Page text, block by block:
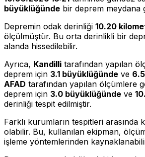
büyüklüğünde bir deprem meydana
Depremin odak derinliği 10.20
ölçülmüştür. Bu orta derinlikli bir
alanda hissedilebilir.
Ayrıca, Kandilli tarafından yapılan
deprem için 3.1 büyüklüğünde ve
AFAD tarafından yapılan ölçümlere
deprem için 3.0 büyüklüğünde ve
derinliği tespit edilmiştir.
Farklı kurumların tespitleri arasında
olabilir. Bu, kullanılan ekipman,
işleme yöntemlerinden